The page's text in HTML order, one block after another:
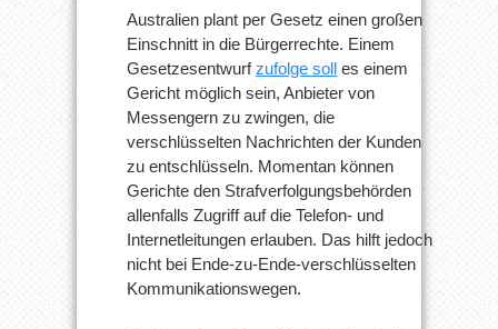
Australien plant per Gesetz einen großen
Einschnitt in die Bürgerrechte. Einem
Gesetzesentwurfzufolge soll es einem
Gericht möglich sein, Anbieter von
Messengern zu zwingen, die
verschlüsselten Nachrichten der Kunden
zu entschlüsseln. Momentan können
Gerichte den Strafverfolgungsbehörden
allenfalls Zugriff auf die Telefon- und
Internetleitungen erlauben. Das hilft jedoch
nicht bei Ende-zu-Ende-verschlüsselten
Kommunikationswegen.